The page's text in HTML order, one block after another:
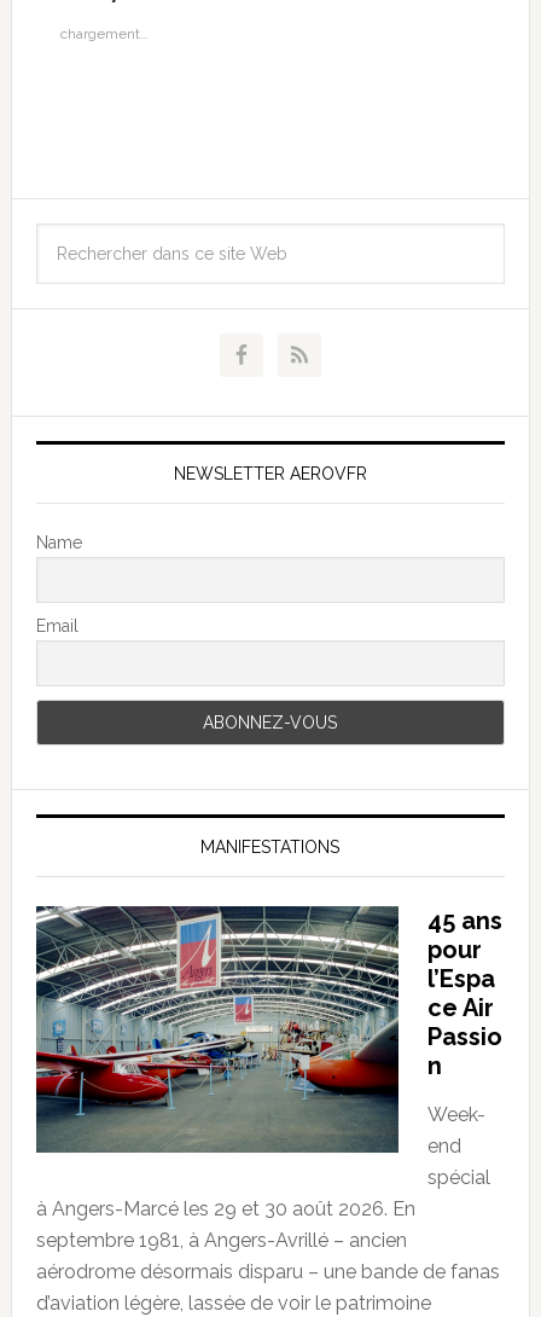
chargement…
NEWSLETTER AEROVFR
Name
Email
MANIFESTATIONS
45 ans
pour
l’Espa
ce Air
Passio
n
Week-
end
spécial
à Angers-Marcé les 29 et 30 août 2026. En
septembre 1981, à Angers-Avrillé – ancien
aérodrome désormais disparu – une bande de fanas
d’aviation légère, lassée de voir le patrimoine